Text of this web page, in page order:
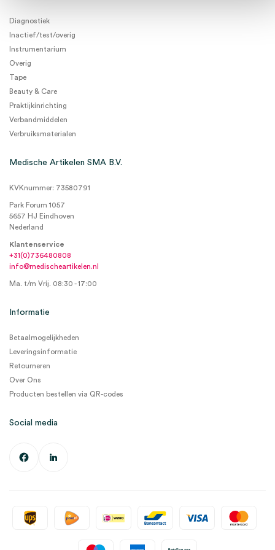
Diagnostiek
Inactief/test/overig
Instrumentarium
Overig
Tape
Beauty & Care
Praktijkinrichting
Verbandmiddelen
Verbruiksmaterialen
Medische Artikelen SMA B.V.
KVKnummer: 73580791
Park Forum 1057
5657 HJ Eindhoven
Nederland
Klantenservice
+31(0)736480808
info@medischeartikelen.nl
Ma. t/m Vrij. 08:30 - 17:00
Informatie
Betaalmogelijkheden
Leveringsinformatie
Retourneren
Over Ons
Producten bestellen via QR-codes
Social media